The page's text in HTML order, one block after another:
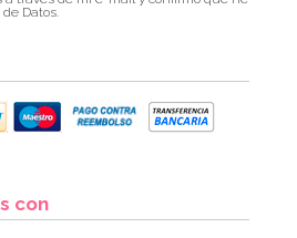
Datos.
con